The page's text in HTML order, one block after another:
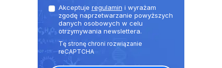
Akceptuje regulamin i wyrażam
zgodę naprzetwarzanie powyższych
danych osobowych w celu
otrzymywania newslettera.